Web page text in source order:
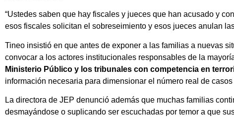
“Ustedes saben que hay fiscales y jueces que han acusado y
esos fiscales solicitan el sobreseimiento y esos jueces anulan
Tineo insistió en que antes de exponer a las familias a nuevas
convocar a los actores institucionales responsables de la
Ministerio Público y los tribunales con competencia en
información necesaria para dimensionar el número real de
La directora de JEP denunció además que muchas familias
desmayándose o suplicando ser escuchadas por temor a que